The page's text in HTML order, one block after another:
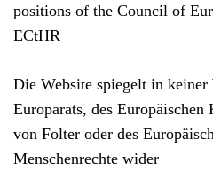
positions of the Council of
ECtHR
Die Website spiegelt in keiner
Europarats, des
von Folter oder des
Menschenrechte wider